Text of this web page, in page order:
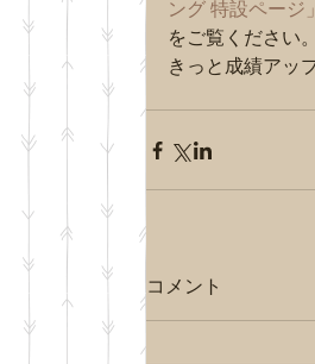
ング 特設ページ
をご覧ください
きっと成績アッ
コメント